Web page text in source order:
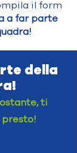
il form
a far parte
della
ti